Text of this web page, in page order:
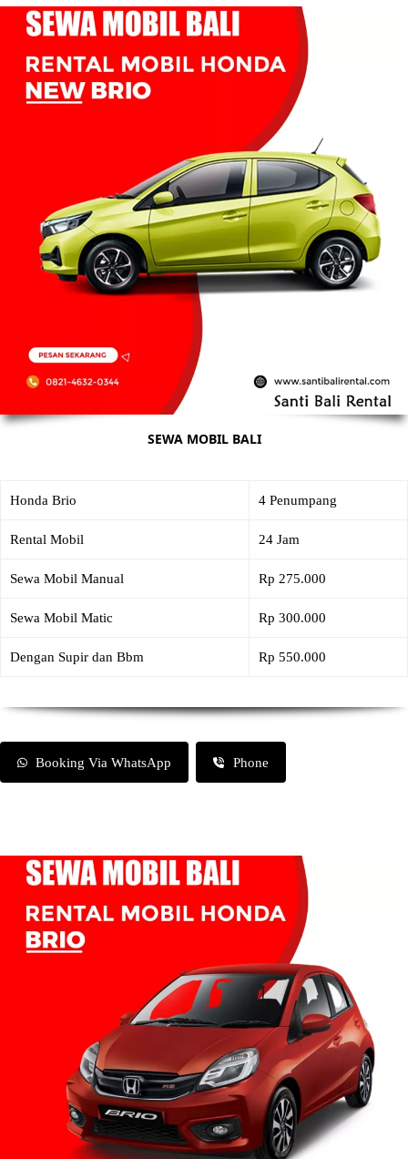
SEWA MOBIL BALI
Honda Brio 4 Penumpang
Rental Mobil 24 Jam
Sewa Mobil Manual Rp 275.000
Sewa Mobil Matic Rp 300.000
Dengan Supir dan Bbm Rp 550.000
Booking Via WhatsApp Phone